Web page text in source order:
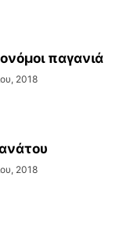
παγανιά
2018
2018